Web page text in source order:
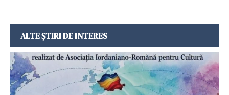
ALTE ȘTIRI DE INTERES